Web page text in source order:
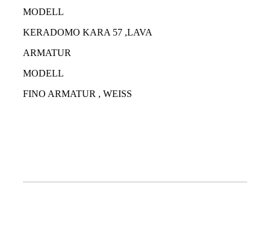
MODELL
KERADOMO KARA 57 ,LAVA
ARMATUR
MODELL
FINO ARMATUR , WEISS